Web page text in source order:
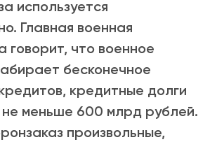
используется
Главная военная
говорит, что военное
бесконечное
кредитные долги
меньше 600 млрд рублей.
произвольные,